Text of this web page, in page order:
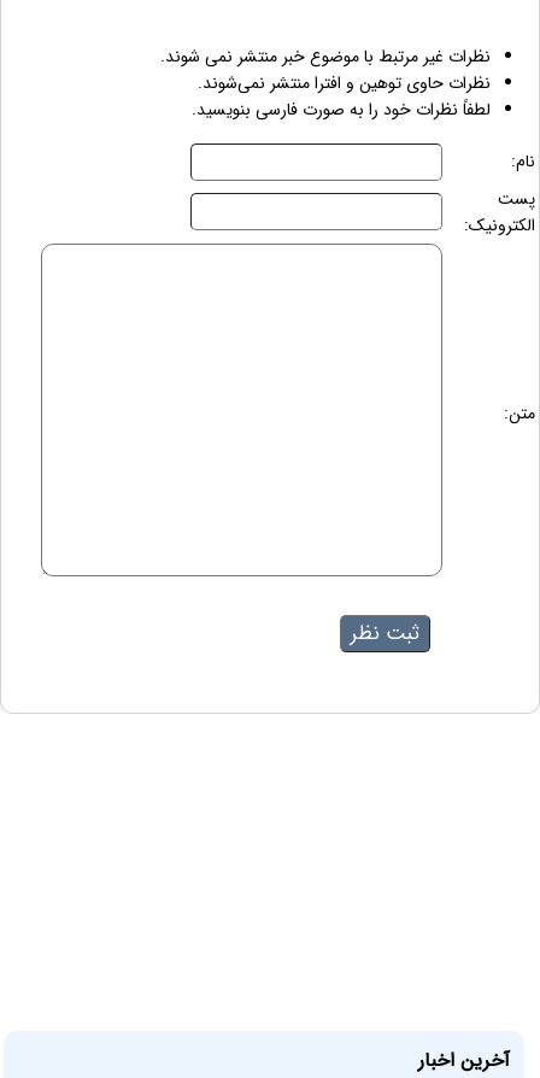
نظرات غیر مرتبط با موضوع خبر منتشر نمی شوند.
نظرات حاوی توهین و افترا منتشر نمی‌شوند.
لطفاً نظرات خود را به صورت فارسی بنویسید.
نام:
پست
الکترونیک:
متن:
آخرین اخبار